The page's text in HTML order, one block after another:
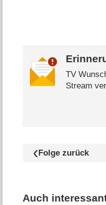
TV
Stream
Folge zurück
Auch